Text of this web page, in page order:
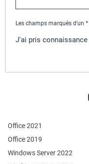
Les champs marqués d'un
J'ai pris connaissance
Office 2021
Office 2019
Windows Server 2022